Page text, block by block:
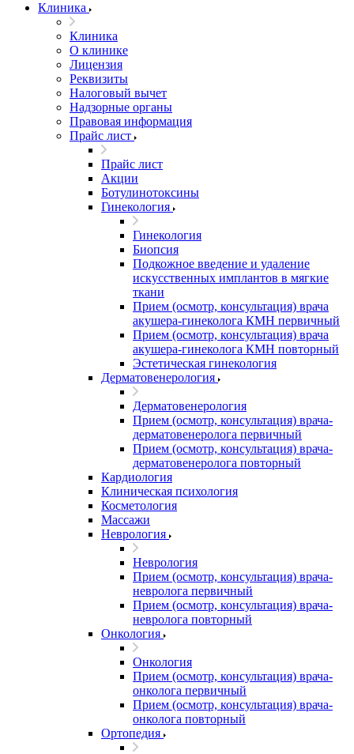
Клиника
Клиника
О клинике
Лицензия
Реквизиты
Налоговый вычет
Надзорные органы
Правовая информация
Прайс лист
Прайс лист
Акции
Ботулинотоксины
Гинекология
Гинекология
Биопсия
Подкожное введение и удаление
искусственных имплантов в мягкие
ткани
Прием (осмотр, консультация) врача
акушера-гинеколога КМН первичный
Прием (осмотр, консультация) врача
акушера-гинеколога КМН повторный
Эстетическая гинекология
Дерматовенерология
Дерматовенерология
Прием (осмотр, консультация) врача-
дерматовенеролога первичный
Прием (осмотр, консультация) врача-
дерматовенеролога повторный
Кардиология
Клиническая психология
Косметология
Массажи
Неврология
Неврология
Прием (осмотр, консультация) врача-
невролога первичный
Прием (осмотр, консультация) врача-
невролога повторный
Онкология
Онкология
Прием (осмотр, консультация) врача-
онколога первичный
Прием (осмотр, консультация) врача-
онколога повторный
Ортопедия